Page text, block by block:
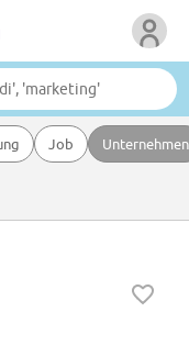
Job Unternehmen